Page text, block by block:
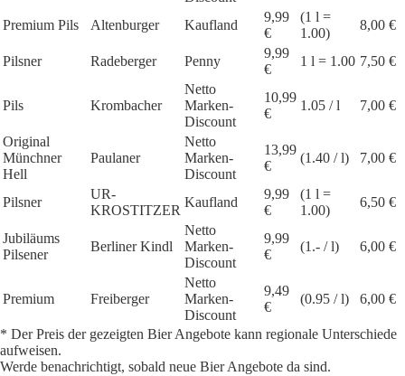
Premium Pils Altenburger Kaufland
9,99
€
(1 l =
1.00)
8,00 €
Pilsner Radeberger Penny
9,99
€
1 l = 1.00 7,50 €
Pils Krombacher
Netto
Marken-
Discount
10,99
€
1.05 / l 7,00 €
Original
Münchner
Hell
Paulaner
Netto
Marken-
Discount
13,99
€
(1.40 / l) 7,00 €
Pilsner
UR-
KROSTITZER
Kaufland
9,99
€
(1 l =
1.00)
6,50 €
Jubiläums
Pilsener
Berliner Kindl
Netto
Marken-
Discount
9,99
€
(1.- / l) 6,00 €
Premium Freiberger
Netto
Marken-
Discount
9,49
€
(0.95 / l) 6,00 €
* Der Preis der gezeigten Bier Angebote kann regionale Unterschiede
aufweisen.
Werde benachrichtigt, sobald neue Bier Angebote da sind.